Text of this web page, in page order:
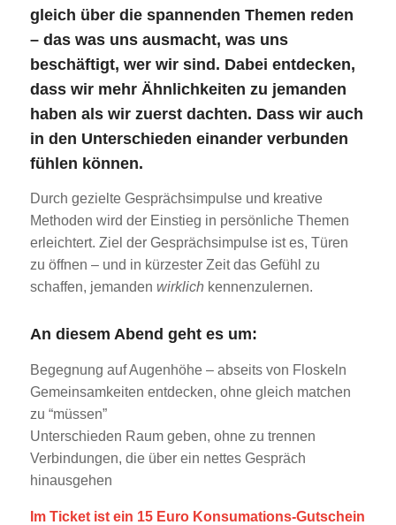
gleich über die spannenden Themen reden
– das was uns ausmacht, was uns
beschäftigt, wer wir sind. Dabei entdecken,
dass wir mehr Ähnlichkeiten zu jemanden
haben als wir zuerst dachten. Dass wir auch
in den Unterschieden einander verbunden
fühlen können.
Durch gezielte Gesprächsimpulse und kreative
Methoden wird der Einstieg in persönliche Themen
erleichtert. Ziel der Gesprächsimpulse ist es, Türen
zu öffnen – und in kürzester Zeit das Gefühl zu
schaffen, jemanden wirklich kennenzulernen.
An diesem Abend geht es um:
Begegnung auf Augenhöhe – abseits von Floskeln
Gemeinsamkeiten entdecken, ohne gleich matchen
zu “müssen”
Unterschieden Raum geben, ohne zu trennen
Verbindungen, die über ein nettes Gespräch
hinausgehen
Im Ticket ist ein 15 Euro Konsumations-Gutschein